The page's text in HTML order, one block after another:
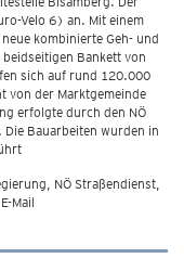
Velo 6) an. Mit einem
kombinierte Geh- und
Bankett von
sich auf rund 120.000
von der Marktgemeinde
erfolgte durch den NÖ
Bauarbeiten wurden in
NÖ Straßendienst,
Mail